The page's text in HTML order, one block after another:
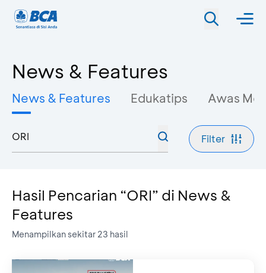
News & Features
News & Features Edukatips Awas
Filter
Hasil Pencarian “ORI” di News &
Features
Menampilkan sekitar23 hasil